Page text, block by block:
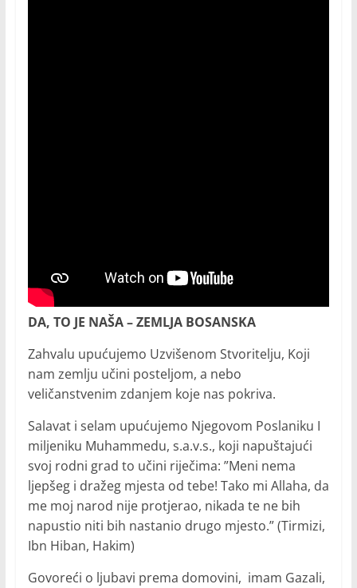
DA, TO JE NAŠA – ZEMLJA BOSANSKA
Zahvalu upućujemo Uzvišenom Stvoritelju, Koji
nam zemlju učini posteljom, a nebo
veličanstvenim zdanjem koje nas pokriva.
Salavat i selam upućujemo Njegovom Poslaniku I
miljeniku Muhammedu, s.a.v.s., koji napuštajući
svoj rodni grad to učini riječima: ”Meni nema
ljepšeg i dražeg mjesta od tebe! Tako mi Allaha, da
me moj narod nije protjerao, nikada te ne bih
napustio niti bih nastanio drugo mjesto.” (Tirmizi,
Ibn Hiban, Hakim)
Govoreći o ljubavi prema domovini, imam Gazali,